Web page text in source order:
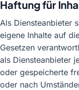
Haftung für
Als Diensteanbieter
eigene Inhalte auf
Gesetzen
als Diensteanbieter
oder gespeicherte
oder nach